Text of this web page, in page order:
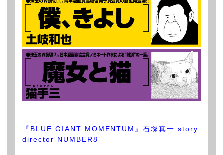
『BLUE GIANT MOMENTUM』石塚真一 story
director NUMBER8